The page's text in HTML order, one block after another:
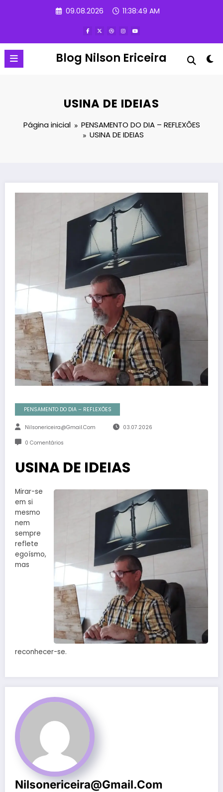
09.08.2026 11:38:50 AM
Blog Nilson Ericeira
USINA DE IDEIAS
Página inicial
PENSAMENTO DO DIA – REFLEXÕES
USINA DE IDEIAS
PENSAMENTO DO DIA – REFLEXÕES
Nilsonericeira@gmail.com 03.07.2026
0 Comentários
USINA DE IDEIAS
Mirar-se
em si
mesmo
nem
sempre
reflete
egoísmo,
mas
reconhecer-se.
Nilsonericeira@gmail.com